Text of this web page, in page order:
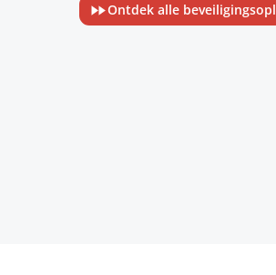
Ontdek alle